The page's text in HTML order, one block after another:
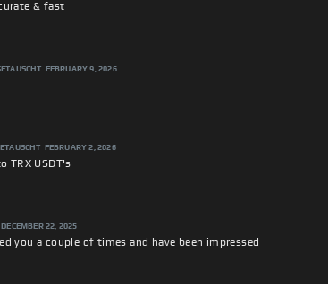
& fast
FEBRUARY 9, 2026
FEBRUARY 2, 2026
TRX USDT's
DECEMBER 22, 2025
you a couple of times and have been impressed